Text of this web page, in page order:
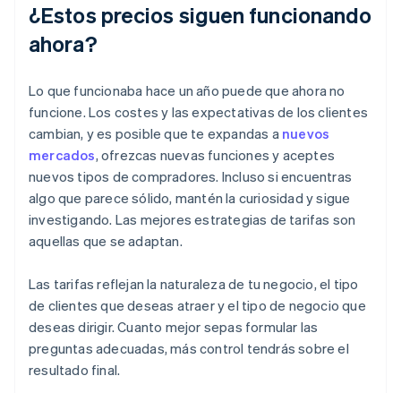
¿Estos precios siguen funcionando
ahora?
Lo que funcionaba hace un año puede que ahora no
funcione. Los costes y las expectativas de los clientes
cambian, y es posible que te expandas a nuevos
mercados, ofrezcas nuevas funciones y aceptes
nuevos tipos de compradores. Incluso si encuentras
algo que parece sólido, mantén la curiosidad y sigue
investigando. Las mejores estrategias de tarifas son
aquellas que se adaptan.
Las tarifas reflejan la naturaleza de tu negocio, el tipo
de clientes que deseas atraer y el tipo de negocio que
deseas dirigir. Cuanto mejor sepas formular las
preguntas adecuadas, más control tendrás sobre el
resultado final.